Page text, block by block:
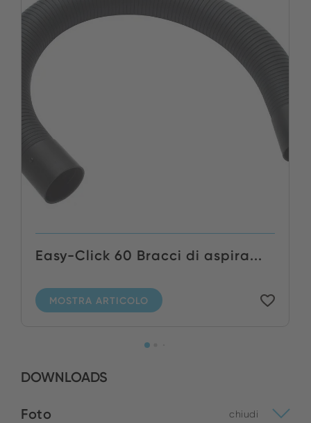
Easy-Click 60 Bracci di aspira...
MOSTRA ARTICOLO
DOWNLOADS
Foto chiudi